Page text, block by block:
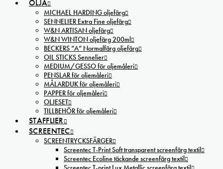
OLJA
MICHAEL HARDING oljefärg
SENNELIER Extra Fine oljefärg
W&N ARTISAN oljefärg
W&N WINTON oljefärg 200ml
BECKERS ”A” Normalfärg oljefärg
OIL STICKS Sennelier
MEDIUM/GESSO för oljemåleri
PENSLAR för oljemåleri
MÅLARDUK för oljemåleri
PAPPER för oljemåleri
OLJESET
TILLBEHÖR för oljemåleri
STAFFLIER
SCREENTEC
SCREENTRYCKSFÄRGER
Screentec T-Print Soft transparent screenfärg textil
Screentec Ecoline täckande screenfärg textil